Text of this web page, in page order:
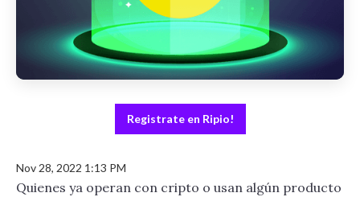
Registrate en Ripio!
Nov 28, 2022 1:13 PM
Quienes ya operan con cripto o usan algún producto